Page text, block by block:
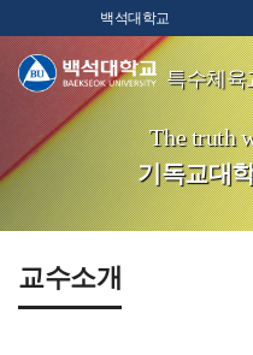
백석대학교
특수체육
The truth
기독교대
교수소개